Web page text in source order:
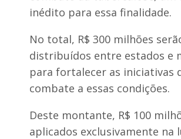
inédito para essa finalidade.
No total, R$ 300 milhões
distribuídos entre estados e
para fortalecer as iniciativas
combate a essas condições.
Deste montante, R$ 100
aplicados exclusivamente na